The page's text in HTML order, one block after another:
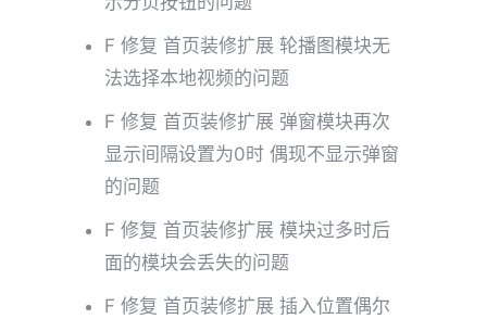
F 修复 首页装修扩展 轮播图模块无
法选择本地视频的问题
F 修复 首页装修扩展 弹窗模块再次
显示间隔设置为0时 偶现不显示弹窗
的问题
F 修复 首页装修扩展 模块过多时后
面的模块会丢失的问题
F 修复 首页装修扩展 插入位置偶尔